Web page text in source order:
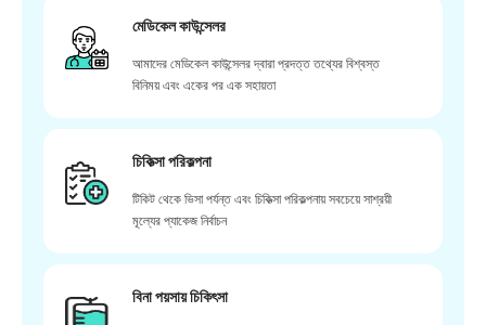
মেডিকেল কাউন্সেলর
আমাদের মেডিকেল কাউন্সেলর দ্বারা প্রদত্ত তথ্যের বিশ্বস্ত
বিনিময় এবং একের পর এক সহায়তা
চিকিত্সা পরিকল্পনা
টিকিট থেকে ভিসা পর্যন্ত এবং চিকিত্সা পরিকল্পনায় সবচেয়ে সাশ্রয়ী
মূল্যের প্যাকেজ নির্বাচন
বিনা পয়সায় চিকিৎসা